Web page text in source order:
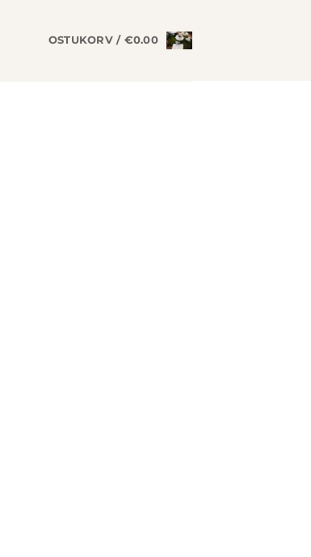
OSTUKORV / €0.00